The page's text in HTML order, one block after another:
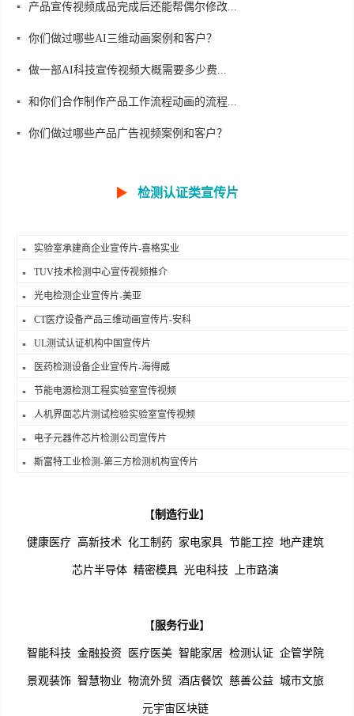
产品宣传视频成品完成后还能帮偶尔修改...
你们做过哪些AI三维动画案例和客户？
做一部AI科技宣传视频大概需要多少费...
和你们合作制作产品工作流程动画的流程...
你们做过哪些产品广告视频案例和客户？
▶ 检测认证类宣传片
实验室承建商企业宣传片-喜格实业
TUV技术检测中心宣传视频推介
光电检测企业宣传片-美亚
CT医疗设备产品三维动画宣传片-安科
UL测试认证机构中国宣传片
医药检测设备企业宣传片-海得威
节能电源检测工程实验室宣传视频
人机界面芯片测试检验实验室宣传视频
电子元器件芯片检测公司宣传片
斯富特工业检测-第三方检测机构宣传片
【制造行业】
健康医疗 高新技术 化工制药 家电家具 节能工控 地产建筑
芯片半导体 精密模具 光电科技 上市路演
【服务行业】
智能科技 金融投资 医疗医美 智能家居 检测认证 企管学院
景观装饰 智慧物业 物流外贸 酒店餐饮 慈善公益 城市文旅
元宇宙区块链